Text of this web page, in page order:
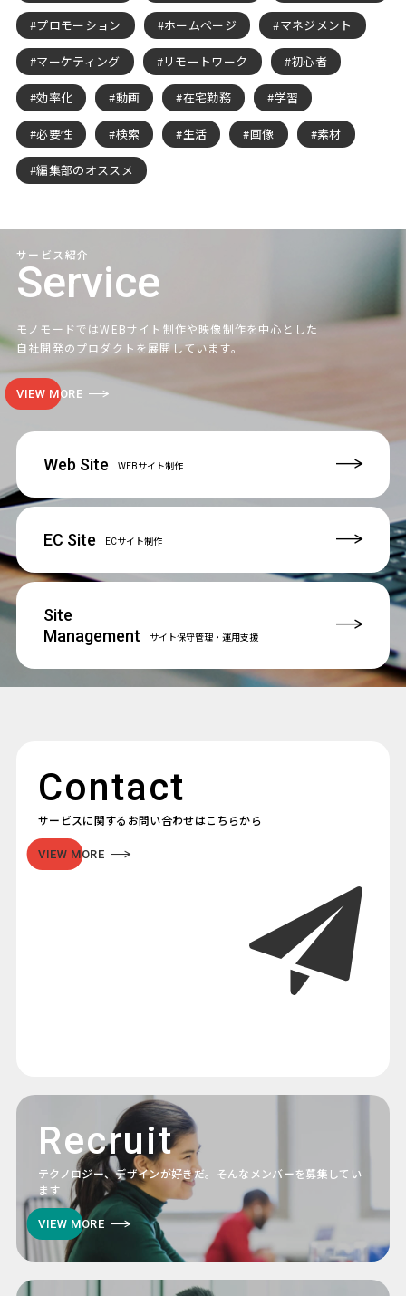
プロモーション ホームページ マネジメント
マーケティング リモートワーク 初心者
効率化 動画 在宅勤務 学習
必要性 検索 生活 画像 素材
編集部のオススメ
サービス紹介
Service
モノモードではWEBサイト制作や映像制作を中心とした
自社開発のプロダクトを展開しています。
VIEW MORE
Web Site WEBサイト制作
EC Site ECサイト制作
Site
Management
サイト保守管理・運用支援
Contact
サービスに関するお問い合わせはこちらから
VIEW MORE
Recruit
テクノロジー、デザインが好きだ。そんなメンバーを募集してい
ます
VIEW MORE